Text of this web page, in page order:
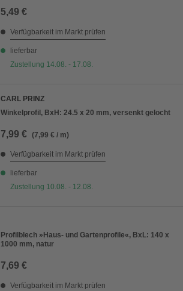
5,49 €
Verfügbarkeit im Markt prüfen
lieferbar
Zustellung 14.08. - 17.08.
CARL PRINZ
Winkelprofil, BxH: 24.5 x 20 mm, versenkt gelocht
7,99 € (7,99 € / m)
Verfügbarkeit im Markt prüfen
lieferbar
Zustellung 10.08. - 12.08.
Profilblech »Haus- und Gartenprofile«, BxL: 140 x
1000 mm, natur
7,69 €
Verfügbarkeit im Markt prüfen